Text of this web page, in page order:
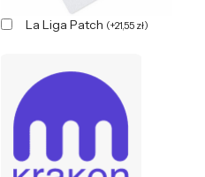
La Liga Patch (+21,55 zł)